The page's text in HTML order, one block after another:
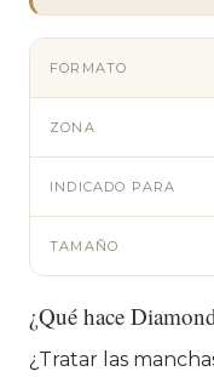
FORMATO
ZONA
INDICADO PARA
TAMAÑO
¿Qué hace
¿Tratar las